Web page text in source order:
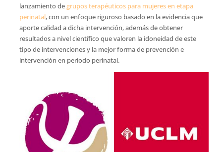
lanzamiento degrupos terapéuticos para mujeres en etapa
perinatal, con un enfoque riguroso basado en la evidencia que
aporte calidad a dicha intervención, además de obtener
resultados a nivel científico que valoren la idoneidad de este
tipo de intervenciones y la mejor forma de prevención e
intervención en período perinatal.